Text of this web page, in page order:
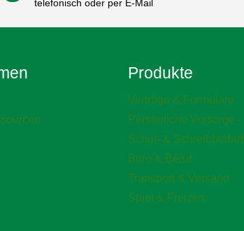
telefonisch oder per E-Mail
Produkte
Verträge & Formulare
Persönliche Vorsorge
Schul- & Schreibbedarf
Büro & Beruf
Transport & Versand
Spiel & Freizeit